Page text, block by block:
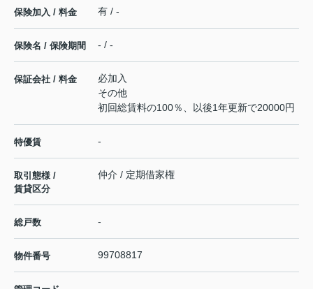
保険加入 / 料金 有 / -
保険名 / 保険期間 - / -
保証会社 / 料金
必加入
その他
初回総賃料の100％、以後1年更新で20000円
特優賃 -
取引態様 /
賃貸区分
仲介 / 定期借家権
総戸数 -
物件番号 99708817